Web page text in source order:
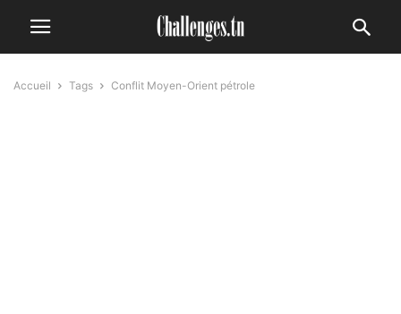
Accueil Tags Conflit Moyen-Orient pétrole